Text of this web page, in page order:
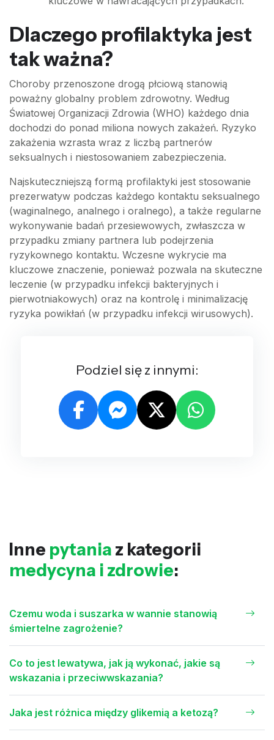
Dlaczego profilaktyka jest
tak ważna?
Choroby przenoszone drogą płciową stanowią
poważny globalny problem zdrowotny. Według
Światowej Organizacji Zdrowia (WHO) każdego dnia
dochodzi do ponad miliona nowych zakażeń. Ryzyko
zakażenia wzrasta wraz z liczbą partnerów
seksualnych i niestosowaniem zabezpieczenia.
Najskuteczniejszą formą profilaktyki jest stosowanie
prezerwatyw podczas każdego kontaktu seksualnego
(waginalnego, analnego i oralnego), a także regularne
wykonywanie badań przesiewowych, zwłaszcza w
przypadku zmiany partnera lub podejrzenia
ryzykownego kontaktu. Wczesne wykrycie ma
kluczowe znaczenie, ponieważ pozwala na skuteczne
leczenie (w przypadku infekcji bakteryjnych i
pierwotniakowych) oraz na kontrolę i minimalizację
ryzyka powikłań (w przypadku infekcji wirusowych).
Podziel się z innymi:
Inne pytania z kategorii
medycyna i zdrowie:
Czemu woda i suszarka w wannie stanowią
śmiertelne zagrożenie?
Co to jest lewatywa, jak ją wykonać, jakie są
wskazania i przeciwwskazania?
Jaka jest różnica między glikemią a ketozą?